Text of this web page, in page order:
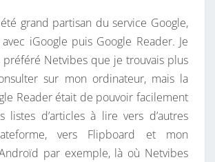
été grand partisan du service Google,
iGoogle puis Google Reader. Je
Netvibes que je trouvais plus
sur mon ordinateur, mais la
Reader était de pouvoir facilement
listes d’articles à lire vers d’autres
vers Flipboard et mon
par exemple, là où Netvibes